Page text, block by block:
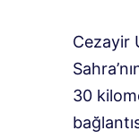
Cezayir
30